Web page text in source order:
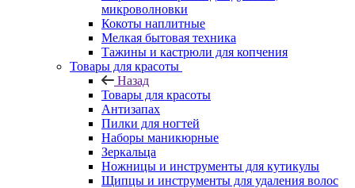
микроволновки
Кокоты наплитные
Мелкая бытовая техника
Тажины и кастрюли для копчения
Товары для красоты
Назад
Товары для красоты
Антизапах
Пилки для ногтей
Наборы маникюрные
Зеркальца
Ножницы и инструменты для кутикулы
Щипцы и инструменты для удаления волос